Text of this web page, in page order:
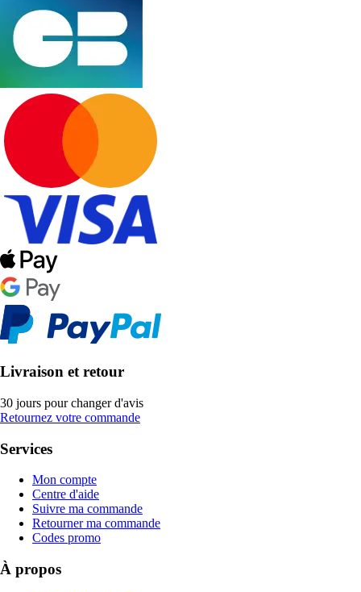
Livraison et retour
30 jours pour changer d'avis
Retournez votre commande
Services
Mon compte
Centre d'aide
Suivre ma commande
Retourner ma commande
Codes promo
À propos